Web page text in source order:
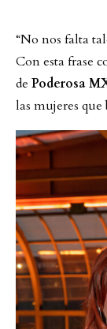
“No nos falta
Con esta frase
de Poderosa
las mujeres que